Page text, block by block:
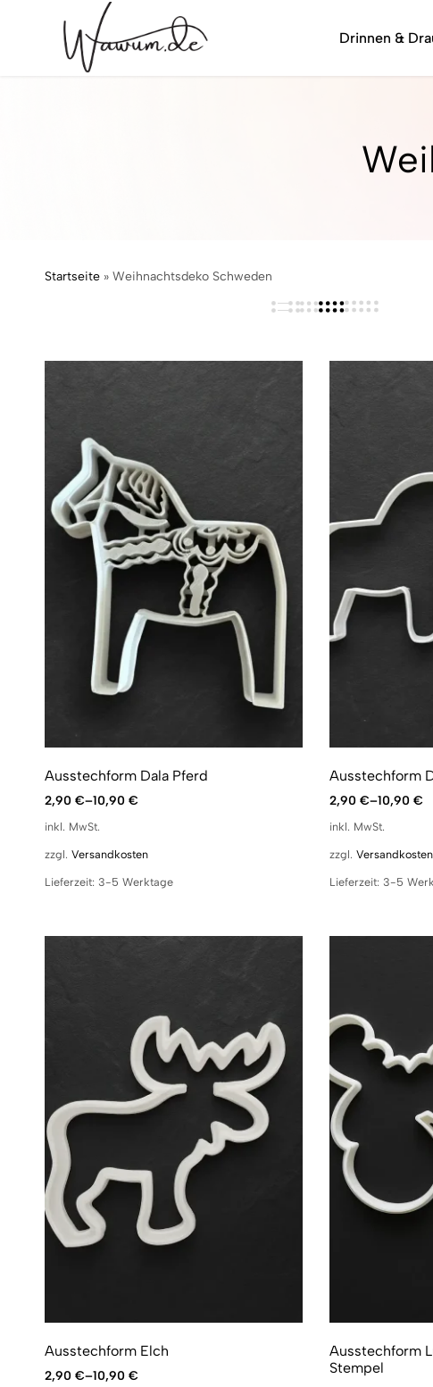
Drinnen &
Startseite » Weihnachtsdeko Schweden
Ausstechform Dala Pferd
2,90 €–10,90 €
inkl. MwSt.
zzgl. Versandkosten
Lieferzeit: 3-5 Werktage
Ausstechform
2,90 €–10,90 €
inkl. MwSt.
zzgl. Versandkosten
Lieferzeit: 3-5
Ausstechform Elch
2,90 €–10,90 €
Ausstechform
Stempel